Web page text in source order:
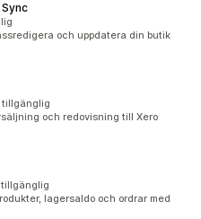
och uppdatera din butik
tillgänglig
och redovisning till Xero
lagersaldo och ordrar med